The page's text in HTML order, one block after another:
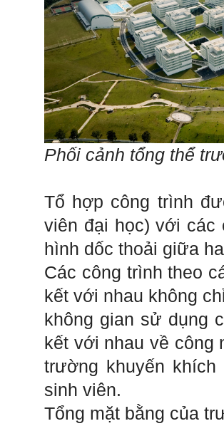
Phối cảnh tổng thể
Tổ hợp công trình
viên đại học) với các
hình dốc thoải giữa
Các công trình theo
kết với nhau không
không gian sử dụng
kết với nhau về công
trường khuyến
sinh viên.
Tổng mặt bằng của